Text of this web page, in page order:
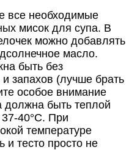
все необходимые
мисок для супа. В
можно добавлять
масло.
быть без
запахов (лучше брать
особое внимание
быть теплой
40°С. При
температуре
и тесто просто не